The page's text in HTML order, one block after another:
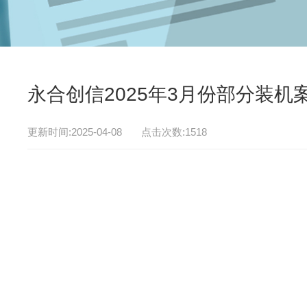
永合创信2025年3月份部分装机
更新时间:2025-04-08 点击次数:1518